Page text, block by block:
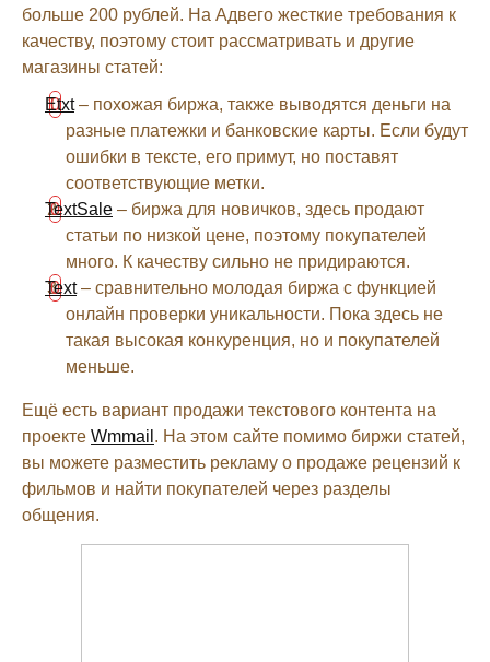
больше 200 рублей. На Адвего жесткие требования к
качеству, поэтому стоит рассматривать и другие
магазины статей:
Etxt– похожая биржа, также выводятся деньги на
разные платежки и банковские карты. Если будут
ошибки в тексте, его примут, но поставят
соответствующие метки.
TextSale – биржа для новичков, здесь продают
статьи по низкой цене, поэтому покупателей
много. К качеству сильно не придираются.
Text– сравнительно молодая биржа с функцией
онлайн проверки уникальности. Пока здесь не
такая высокая конкуренция, но и покупателей
меньше.
Ещё есть вариант продажи текстового контента на
проекте Wmmail . На этом сайте помимо биржи статей,
вы можете разместить рекламу о продаже рецензий к
фильмов и найти покупателей через разделы
общения.